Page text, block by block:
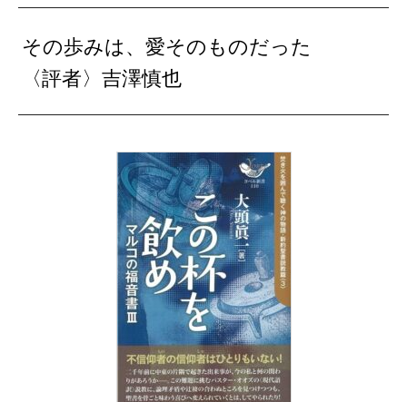
その歩みは、愛そのものだった
〈評者〉吉澤慎也